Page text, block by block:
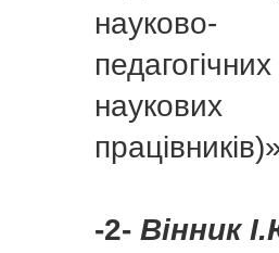
науково-
педагогічних
наукових
-2- Вінник